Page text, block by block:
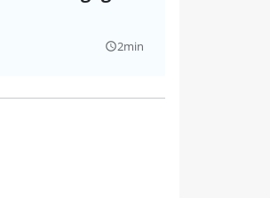
query_builder2min